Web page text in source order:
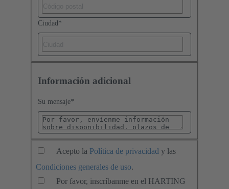
Ciudad *
Información adicional
Su mensaje*
Acepto la Política de privacidad y las
Condiciones generales de uso.
Por favor, inscríbanme en el HARTING